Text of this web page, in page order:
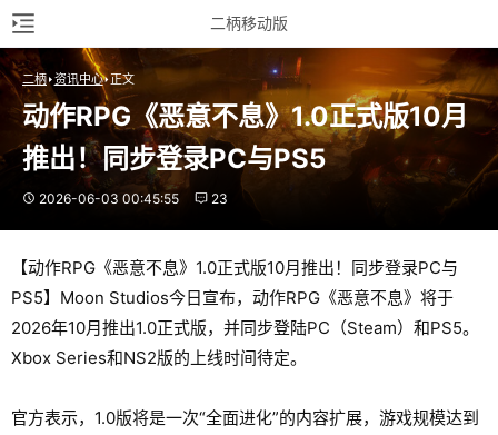
二柄移动版
二柄 资讯中心 正文
动作RPG《恶意不息》1.0正式版10月
推出！同步登录PC与PS5
2026-06-03 00:45:55 23
【动作RPG《恶意不息》1.0正式版10月推出！同步登录PC与
PS5】Moon Studios今日宣布，动作RPG《恶意不息》将于
2026年10月推出1.0正式版，并同步登陆PC（Steam）和PS5。
Xbox Series和NS2版的上线时间待定。
官方表示，1.0版将是一次“全面进化”的内容扩展，游戏规模达到